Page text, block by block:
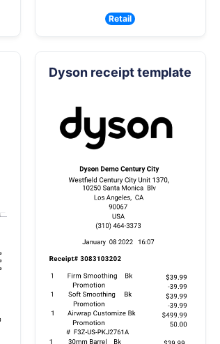
Retail
Dyson receipt template